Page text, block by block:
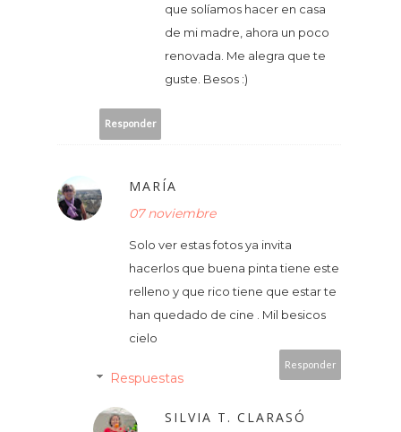
que solíamos hacer en casa
de mi madre, ahora un poco
renovada. Me alegra que te
guste. Besos :)
Responder
MARÍA
07 noviembre
Solo ver estas fotos ya invita
hacerlos que buena pinta tiene este
relleno y que rico tiene que estar te
han quedado de cine . Mil besicos
cielo
Responder
Respuestas
SILVIA T. CLARASÓ